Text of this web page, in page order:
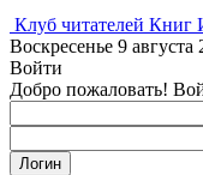
Клуб читателей
Воскресенье 9 августа
Войти
Добро пожаловать!